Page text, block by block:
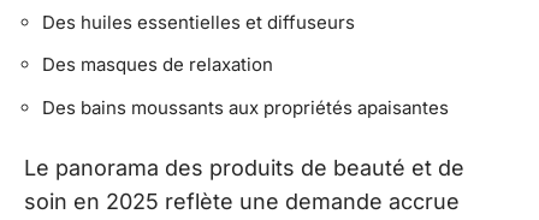
Des huiles essentielles et diffuseurs
Des masques de relaxation
Des bains moussants aux propriétés apaisantes
Le panorama des produits de beauté et de
soin en 2025 reflète une demande accrue